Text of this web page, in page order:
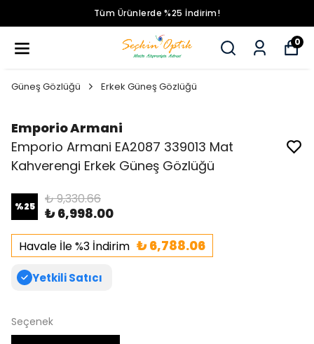
Tüm Ürünlerde %25 İndirim!
0
Güneş Gözlüğü Erkek Güneş Gözlüğü
Emporio Armani
Emporio Armani EA2087 339013 Mat
Kahverengi Erkek Güneş Gözlüğü
%25 ₺ 9,330.66
₺ 6,998.00
Havale İle %3 İndirim ₺ 6,788.06
Yetkili Satıcı
Seçenek